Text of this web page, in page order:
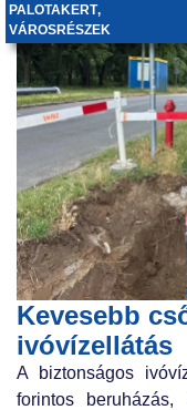
Kevesebb
ivóvízellátás
PALOTAKERT,
VÁROSRÉSZEK
A biztonságos
forintos